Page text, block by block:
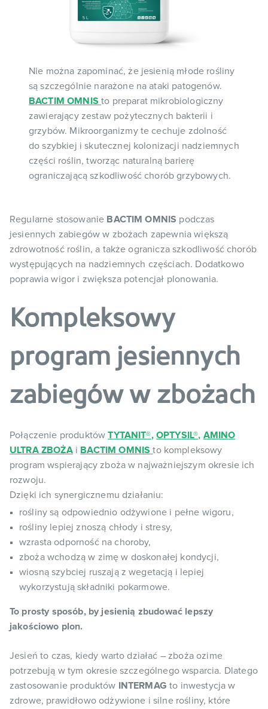
Nie można zapominać, że jesienią młode rośliny
są szczególnie narażone na ataki patogenów.
BACTIM OMNIS to preparat mikrobiologiczny
zawierający zestaw pożytecznych bakterii i
grzybów. Mikroorganizmy te cechuje zdolność
do szybkiej i skutecznej kolonizacji nadziemnych
części roślin, tworząc naturalną barierę
ograniczającą szkodliwość chorób grzybowych.
Regularne stosowanie BACTIM OMNIS podczas
jesiennych zabiegów w zbożach zapewnia większą
zdrowotność roślin, a także ogranicza szkodliwość chorób
występujących na nadziemnych częściach. Dodatkowo
poprawia wigor i zwiększa potencjał plonowania.
Kompleksowy
program jesiennych
zabiegów w zbożach
Połączenie produktówTYTANIT®, OPTYSIL®, AMINO
ULTRA ZBOŻAi BACTIM OMNIS to kompleksowy
program wspierający zboża w najważniejszym okresie ich
rozwoju.
Dzięki ich synergicznemu działaniu:
rośliny są odpowiednio odżywione i pełne wigoru,
rośliny lepiej znoszą chłody i stresy,
wzrasta odporność na choroby,
zboża wchodzą w zimę w doskonałej kondycji,
wiosną szybciej ruszają z wegetacją i lepiej
wykorzystują składniki pokarmowe.
To prosty sposób, by jesienią zbudować lepszy
jakościowo plon.
Jesień to czas, kiedy warto działać – zboża ozime
potrzebują w tym okresie szczególnego wsparcia. Dlatego
zastosowanie produktów
INTERMAG to inwestycja w
zdrowe, prawidłowo odżywione i silne rośliny, które